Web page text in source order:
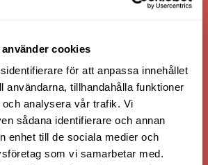
cookies
för att anpassa innehållet
användarna, tillhandahålla funktioner
analysera vår trafik. Vi
sådana identifierare och annan
enhet till de sociala medier och
som vi samarbetar med.